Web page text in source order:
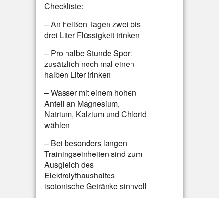
Checkliste:
– An heißen Tagen zwei bis
drei Liter Flüssigkeit trinken
– Pro halbe Stunde Sport
zusätzlich noch mal einen
halben Liter trinken
– Wasser mit einem hohen
Anteil an Magnesium,
Natrium, Kalzium und Chlorid
wählen
– Bei besonders langen
Trainingseinheiten sind zum
Ausgleich des
Elektrolythaushaltes
isotonische Getränke sinnvoll